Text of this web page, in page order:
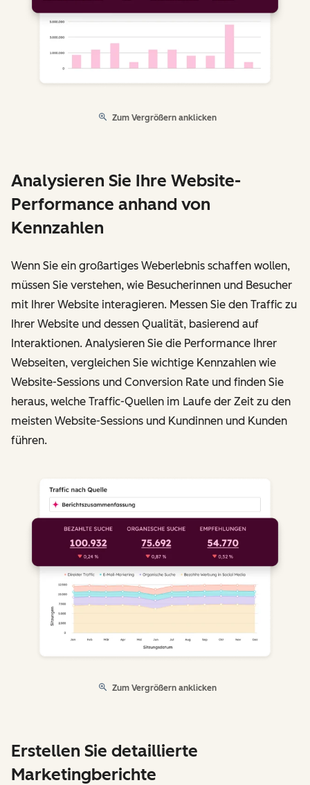
Zum Vergrößern anklicken
Analysieren Sie Ihre Website-
Performance anhand von
Kennzahlen
Wenn Sie ein großartiges Weberlebnis schaffen wollen,
müssen Sie verstehen, wie Besucherinnen und Besucher
mit Ihrer Website interagieren. Messen Sie den Traffic zu
Ihrer Website und dessen Qualität, basierend auf
Interaktionen. Analysieren Sie die Performance Ihrer
Webseiten, vergleichen Sie wichtige Kennzahlen wie
Website-Sessions und Conversion Rate und finden Sie
heraus, welche Traffic-Quellen im Laufe der Zeit zu den
meisten Website-Sessions und Kundinnen und Kunden
führen.
Zum Vergrößern anklicken
Erstellen Sie detaillierte
Marketingberichte